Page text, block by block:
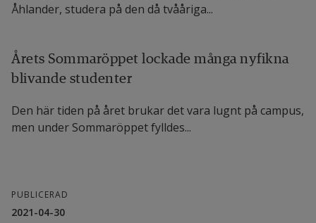
Åhlander, studera på den då tvååriga...
Årets Sommaröppet lockade många nyfikna
blivande studenter
Den här tiden på året brukar det vara lugnt på campus,
men under Sommaröppet fylldes...
PUBLICERAD
2021-04-30